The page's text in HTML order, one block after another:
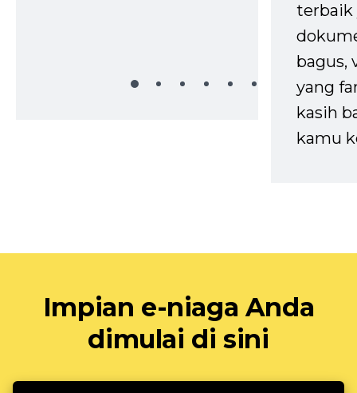
terbaik
bagus,
yang
kasih
kamu
Impian e-niaga Anda
dimulai di sini